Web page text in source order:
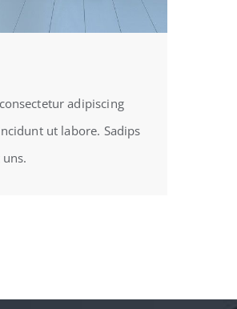
adipiscing
ut labore. Sadips